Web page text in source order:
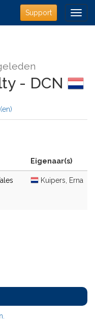
Support
- DCN
Eigenaar(s)
Kuipers, Erna